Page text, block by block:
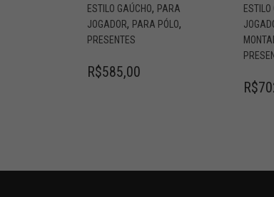
ESTILO GAÚCHO, PARA
JOGADOR, PARA PÓLO,
PRESENTES
R$585,00
ESTILO
R$